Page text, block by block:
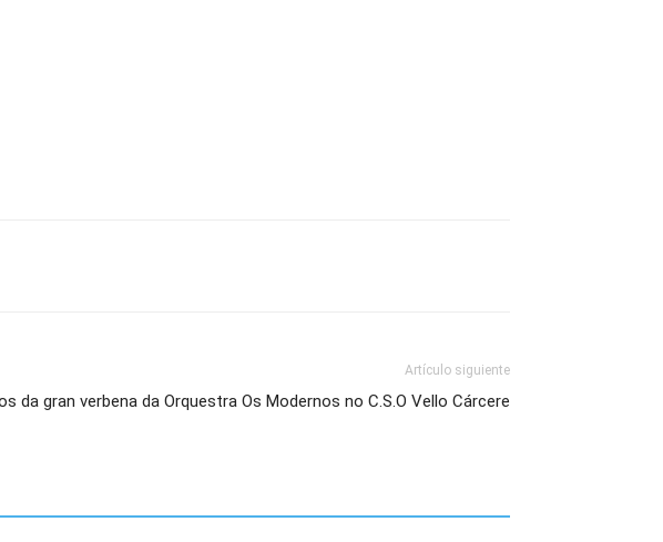
Artículo siguiente
da gran verbena da Orquestra Os Modernos no C.S.O Vello Cárcere